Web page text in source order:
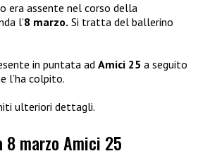
era assente nel corso della
l’8 marzo. Si tratta del ballerino
in puntata ad Amici 25 a seguito
l’ha colpito.
ulteriori dettagli.
marzo Amici 25